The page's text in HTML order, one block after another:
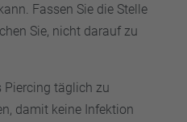
Fassen Sie die Stelle
Sie, nicht darauf zu
Piercing täglich zu
damit keine Infektion